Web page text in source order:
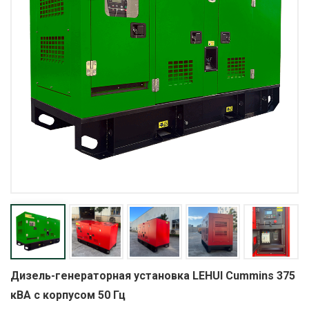
Дизель-генераторная установка LEHUI Cummins 375
кВА с корпусом 50 Гц